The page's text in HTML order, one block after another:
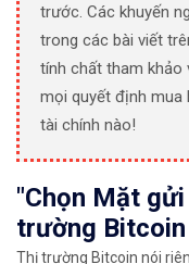
trước. Các khuyến
trong các bài viết
tính chất tham khảo
mọi quyết định mua
tài chính nào!
"Chọn Mặt
trường
Thị trường Bitcoin nói